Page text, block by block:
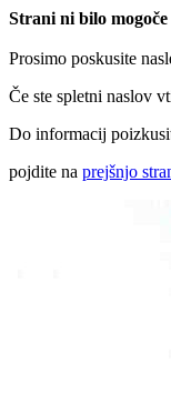
Strani ni bilo
Prosimo poskusite
Če ste spletni naslov
Do informacij
pojdite na prejšnjo